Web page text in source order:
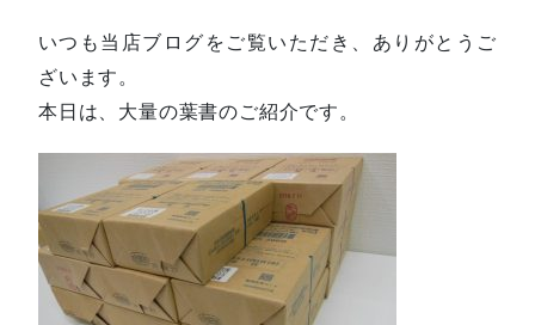
いつも当店ブログをご覧いただき、ありがとうご
ざいます。
本日は、大量の葉書のご紹介です。